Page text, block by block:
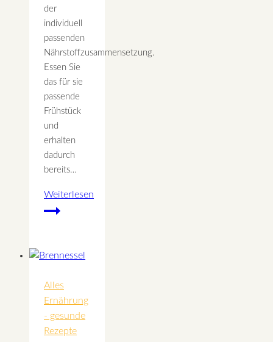
der
individuell
passenden
Nährstoffzusammensetzung.
Essen Sie
das für sie
passende
Frühstück
und
erhalten
dadurch
bereits…
Weiterlesen
Frühstücksideen
verschiedenen
Alles
Ernährung
- gesunde
Rezepte